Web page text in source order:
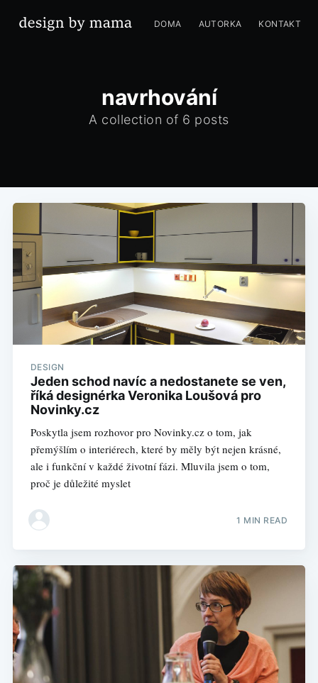
DOMA AUTORKA KONTAKT
navrhování
A collection of 6 posts
DESIGN
Jeden schod navíc a nedostanete se ven,
říká designérka Veronika Loušová pro
Novinky.cz
Poskytla jsem rozhovor pro Novinky.cz o tom, jak
přemýšlím o interiérech, které by měly být nejen krásné,
ale i funkční v každé životní fázi. Mluvila jsem o tom,
proč je důležité myslet
1 MIN READ